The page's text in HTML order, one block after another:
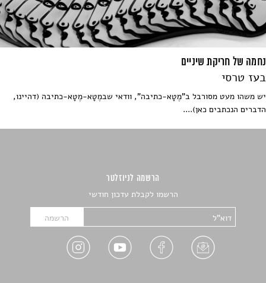
נחמה של חריקת שיניים
בעז טרסי
יש משהו מעט מסורבל ב"מֶטָא-כתיבה", וודאי שבמֶטָא-מֶטָא-כתיבה (דהיינו,
הדברים הנכתבים כאן)....
הרשמה לניוזלטר
הרשמו לקבלת עדכון חודשי